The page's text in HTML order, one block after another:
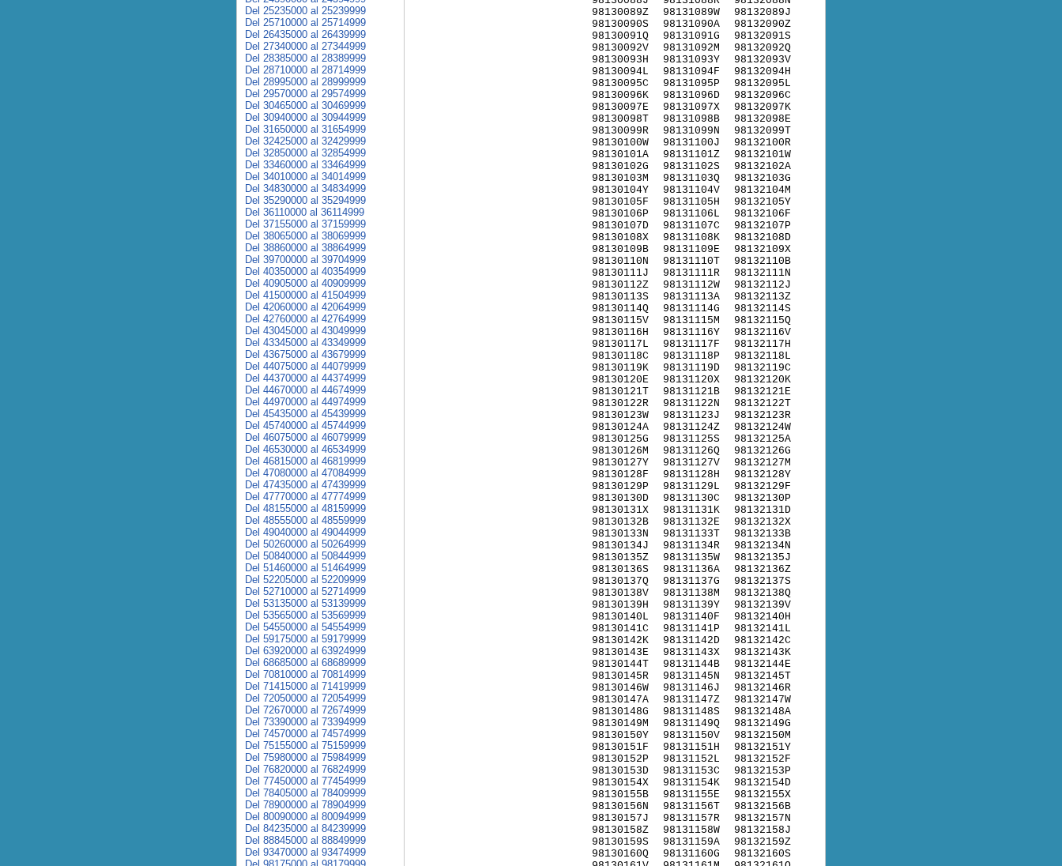
98130089Z
98130090S
98130091Q
98130092V
98130093H
98130094L
98130095C
98130096K
98130097E
98130098T
98130099R
98130100W
98130101A
98130102G
98130103M
98130104Y
98130105F
98130106P
98130107D
98130108X
98130109B
98130110N
98130111J
98130112Z
98130113S
98130114Q
98130115V
98130116H
98130117L
98130118C
98130119K
98130120E
98130121T
98130122R
98130123W
98130124A
98130125G
98130126M
98130127Y
98130128F
98130129P
98130130D
98130131X
98130132B
98130133N
98130134J
98130135Z
98130136S
98130137Q
98130138V
98130139H
98130140L
98130141C
98130142K
98130143E
98130144T
98130145R
98130146W
98130147A
98130148G
98130149M
98130150Y
98130151F
98130152P
98130153D
98130154X
98130155B
98130156N
98130157J
98130158Z
98130159S
98130160Q
98131089W
98131090A
98131091G
98131092M
98131093Y
98131094F
98131095P
98131096D
98131097X
98131098B
98131099N
98131100J
98131101Z
98131102S
98131103Q
98131104V
98131105H
98131106L
98131107C
98131108K
98131109E
98131110T
98131111R
98131112W
98131113A
98131114G
98131115M
98131116Y
98131117F
98131118P
98131119D
98131120X
98131121B
98131122N
98131123J
98131124Z
98131125S
98131126Q
98131127V
98131128H
98131129L
98131130C
98131131K
98131132E
98131133T
98131134R
98131135W
98131136A
98131137G
98131138M
98131139Y
98131140F
98131141P
98131142D
98131143X
98131144B
98131145N
98131146J
98131147Z
98131148S
98131149Q
98131150V
98131151H
98131152L
98131153C
98131154K
98131155E
98131156T
98131157R
98131158W
98131159A
98131160G
98132089J
98132090Z
98132091S
98132092Q
98132093V
98132094H
98132095L
98132096C
98132097K
98132098E
98132099T
98132100R
98132101W
98132102A
98132103G
98132104M
98132105Y
98132106F
98132107P
98132108D
98132109X
98132110B
98132111N
98132112J
98132113Z
98132114S
98132115Q
98132116V
98132117H
98132118L
98132119C
98132120K
98132121E
98132122T
98132123R
98132124W
98132125A
98132126G
98132127M
98132128Y
98132129F
98132130P
98132131D
98132132X
98132133B
98132134N
98132135J
98132136Z
98132137S
98132138Q
98132139V
98132140H
98132141L
98132142C
98132143K
98132144E
98132145T
98132146R
98132147W
98132148A
98132149G
98132150M
98132151Y
98132152F
98132153P
98132154D
98132155X
98132156B
98132157N
98132158J
98132159Z
98132160S
Del 25235000 al 25239999
Del 25710000 al 25714999
Del 26435000 al 26439999
Del 27340000 al 27344999
Del 28385000 al 28389999
Del 28710000 al 28714999
Del 28995000 al 28999999
Del 29570000 al 29574999
Del 30465000 al 30469999
Del 30940000 al 30944999
Del 31650000 al 31654999
Del 32425000 al 32429999
Del 32850000 al 32854999
Del 33460000 al 33464999
Del 34010000 al 34014999
Del 34830000 al 34834999
Del 35290000 al 35294999
Del 36110000 al 36114999
Del 37155000 al 37159999
Del 38065000 al 38069999
Del 38860000 al 38864999
Del 39700000 al 39704999
Del 40350000 al 40354999
Del 40905000 al 40909999
Del 41500000 al 41504999
Del 42060000 al 42064999
Del 42760000 al 42764999
Del 43045000 al 43049999
Del 43345000 al 43349999
Del 43675000 al 43679999
Del 44075000 al 44079999
Del 44370000 al 44374999
Del 44670000 al 44674999
Del 44970000 al 44974999
Del 45435000 al 45439999
Del 45740000 al 45744999
Del 46075000 al 46079999
Del 46530000 al 46534999
Del 46815000 al 46819999
Del 47080000 al 47084999
Del 47435000 al 47439999
Del 47770000 al 47774999
Del 48155000 al 48159999
Del 48555000 al 48559999
Del 49040000 al 49044999
Del 50260000 al 50264999
Del 50840000 al 50844999
Del 51460000 al 51464999
Del 52205000 al 52209999
Del 52710000 al 52714999
Del 53135000 al 53139999
Del 53565000 al 53569999
Del 54550000 al 54554999
Del 59175000 al 59179999
Del 63920000 al 63924999
Del 68685000 al 68689999
Del 70810000 al 70814999
Del 71415000 al 71419999
Del 72050000 al 72054999
Del 72670000 al 72674999
Del 73390000 al 73394999
Del 74570000 al 74574999
Del 75155000 al 75159999
Del 75980000 al 75984999
Del 76820000 al 76824999
Del 77450000 al 77454999
Del 78405000 al 78409999
Del 78900000 al 78904999
Del 80090000 al 80094999
Del 84235000 al 84239999
Del 88845000 al 88849999
Del 93470000 al 93474999